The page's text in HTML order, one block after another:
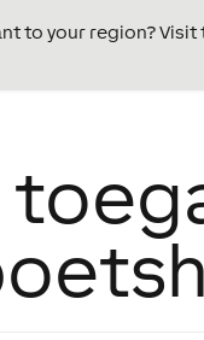
to your region?